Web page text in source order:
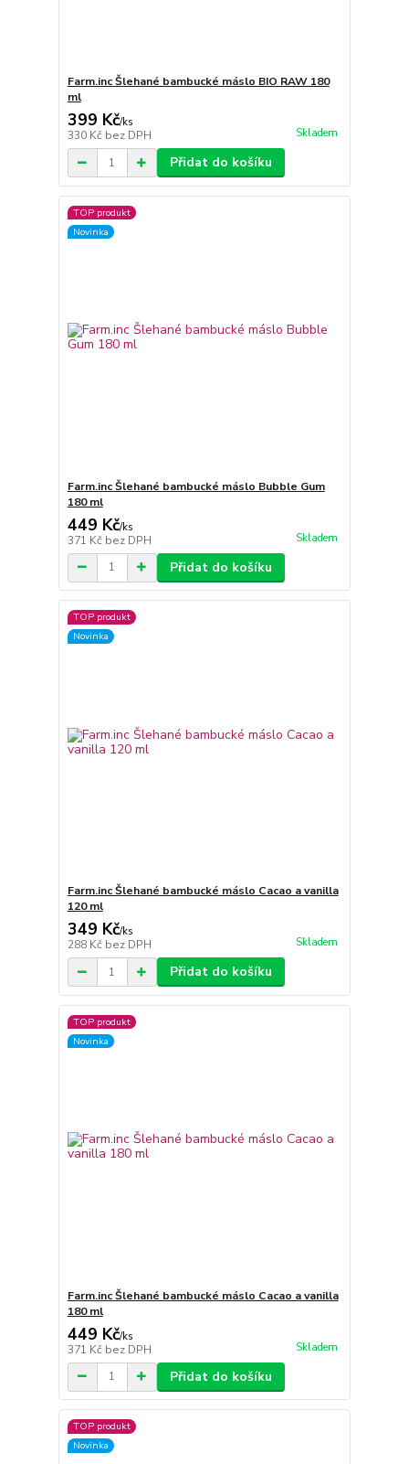
Farm.inc Šlehané bambucké máslo BIO RAW 180
ml
399 Kč/ks
330 Kč bez DPH Skladem
Přidat do košíku
TOP produkt
Novinka
Farm.inc Šlehané bambucké máslo Bubble Gum
180 ml
449 Kč/ks
371 Kč bez DPH Skladem
Přidat do košíku
TOP produkt
Novinka
Farm.inc Šlehané bambucké máslo Cacao a vanilla
120 ml
349 Kč/ks
288 Kč bez DPH Skladem
Přidat do košíku
TOP produkt
Novinka
Farm.inc Šlehané bambucké máslo Cacao a vanilla
180 ml
449 Kč/ks
371 Kč bez DPH Skladem
Přidat do košíku
TOP produkt
Novinka